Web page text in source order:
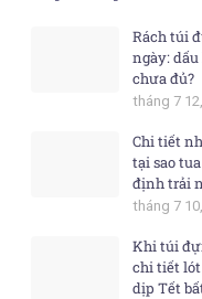
Rách túi
ngày:
chưa đủ?
tháng 7
Chi tiết
tại sao
định trải
tháng 7
Khi túi
chi tiết
dịp Tết